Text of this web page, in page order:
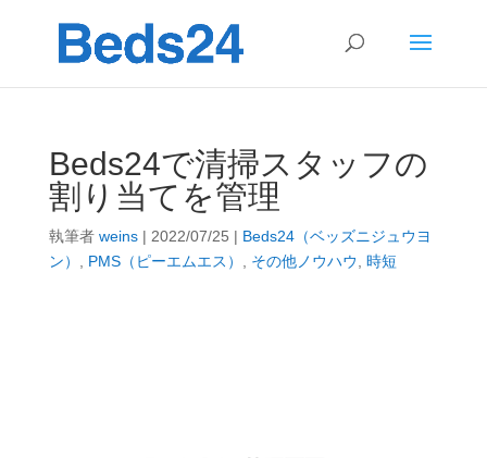
Beds24で清掃スタッフの
割り当てを管理
執筆者 weins| 2022/07/25 | Beds24（ベッズニジュウヨ
ン）
PMS（ピーエムエス） その他ノウハウ 時短